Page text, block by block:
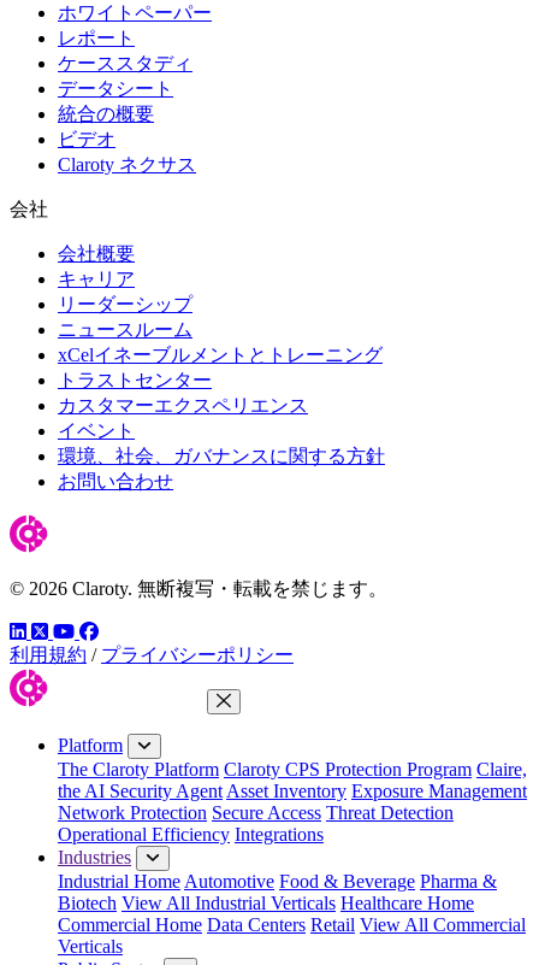
ホワイトペーパー
レポート
ケーススタディ
データシート
統合の概要
ビデオ
Claroty ネクサス
会社
会社概要
キャリア
リーダーシップ
ニュースルーム
xCelイネーブルメントとトレーニング
トラストセンター
カスタマーエクスペリエンス
イベント
環境、社会、ガバナンスに関する方針
お問い合わせ
© 2026 Claroty. 無断複写・転載を禁じます。
LinkedIn
ツイッター
YouTube
Facebook
利用規約 / プライバシーポリシー
Close Menu
Platform
The Claroty Platform Claroty CPS Protection Program Claire,
the AI Security Agent Asset Inventory Exposure Management
Network Protection Secure Access Threat Detection
Operational Efficiency Integrations
Industries
Industrial Home Automotive Food & Beverage Pharma &
Biotech View All Industrial Verticals Healthcare Home
Commercial Home Data Centers Retail View All Commercial
Verticals